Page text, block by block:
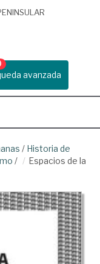
avanzada
/ Historia de
/
Espacios de la